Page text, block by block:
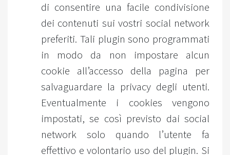
di consentire una facile condivisione
dei contenuti sui vostri social network
preferiti. Tali plugin sono programmati
in modo da non impostare alcun
cookie all’accesso della pagina per
salvaguardare la privacy degli utenti.
Eventualmente i cookies vengono
impostati, se così previsto dai social
network solo quando l’utente fa
effettivo e volontario uso del plugin. Si